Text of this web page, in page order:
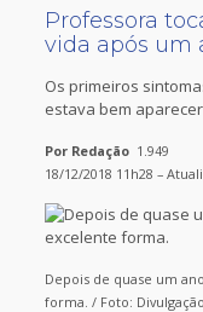
Professora
vida após um
Os primeiros
estava bem
Por Redação1.949
18/12/2018 11h28 –
Depois de quase um
forma. / Foto: Divulgação